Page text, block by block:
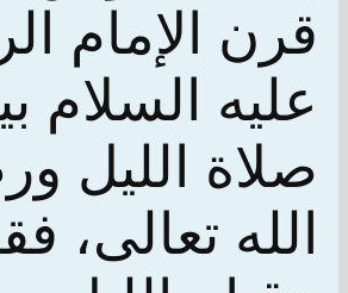
قرن الإمام
عليه السلام
صلاة الليل
الله تعالى،